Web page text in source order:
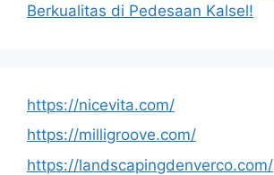
Berkualitas di Pedesaan Kalsel!
https://nicevita.com/
https://milligroove.com/
https://landscapingdenverco.com/